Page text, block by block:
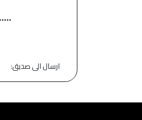
ارسال الى صديق: